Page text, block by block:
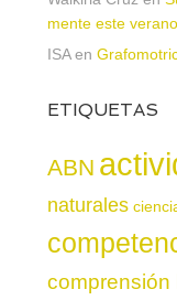
mente este verano
ISAen
ETIQUETAS
ABN
naturales
comprensión